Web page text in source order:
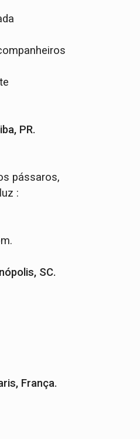
PR.
pássaros,
:
SC.
França.